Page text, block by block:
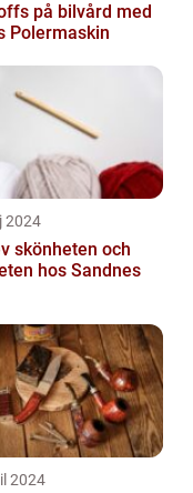
på bilvård med
Polermaskin
2024
skönheten och
hos Sandnes
2024